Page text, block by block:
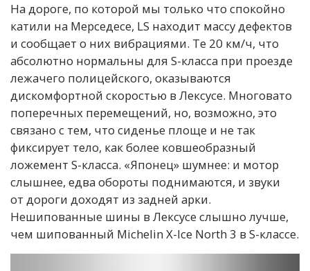
На дороге, по которой мы только что спокойно
катили на Мерседесе, LS находит массу дефектов
и сообщает о них вибрациями. Те 20 км/ч, что
абсолютно нормальны для S-класса при проезде
лежачего полицейского, оказываются
дискомфортной скоростью в Лексусе. Многовато
поперечных перемещений, но, возможно, это
связано с тем, что сиденье площе и не так
фиксирует тело, как более ковшеобразный
ложемент S-класса. «Японец» шумнее: и мотор
слышнее, едва обороты поднимаются, и звуки
от дороги доходят из задней арки.
Нешипованные шины в Лексусе слышно лучше,
чем шипованный Michelin X-Ice North 3 в S-классе.